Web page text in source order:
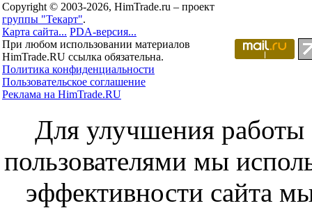
Copyright © 2003-2026, HimTrade.ru – проект
группы "Текарт".
Карта сайта... PDA-версия...
При любом использовании материалов
HimTrade.RU ссылка обязательна.
Политика конфиденциальности
Пользовательское соглашение
Реклама на HimTrade.RU
Для улучшения работы
пользователями мы
эффективности сайта